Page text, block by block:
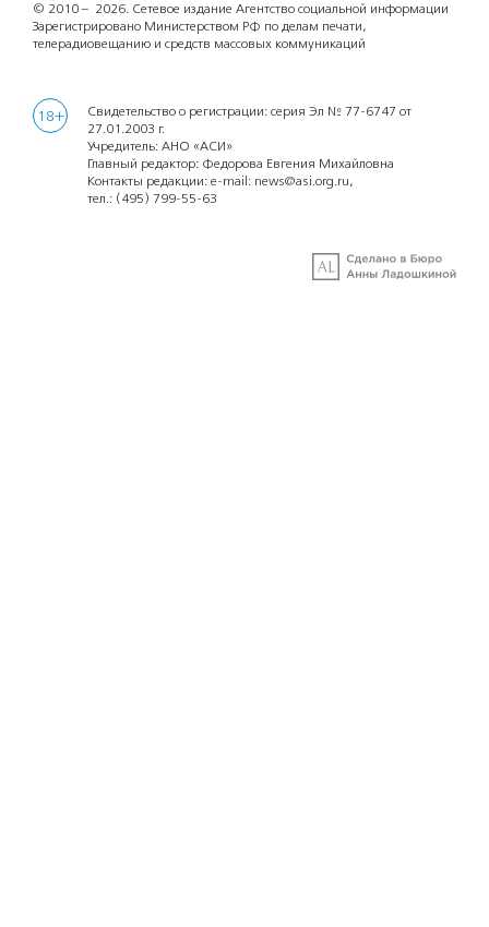
© 2010 – 2026. Сетевое издание Агентство социальной информации
Зарегистрировано Министерством РФ по делам печати,
телерадиовещанию и средств массовых коммуникаций
18+
Свидетельство о регистрации: серия Эл № 77-6747 от
27.01.2003 г.
Учредитель: АНО «АСИ»
Главный редактор: Федорова Евгения Михайловна
Контакты редакции: e-mail: news@asi.org.ru,
тел.: (495) 799-55-63